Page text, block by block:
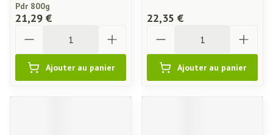
Pdr 800g
21,29 €
Ajouter au panier
22,35 €
Ajouter au panier